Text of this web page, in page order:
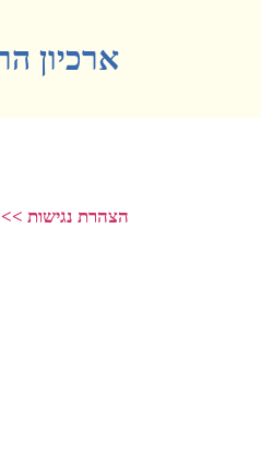
ארכיון
הצהרת נגישות >>